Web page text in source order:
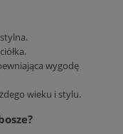
wygodę
wieku i stylu.